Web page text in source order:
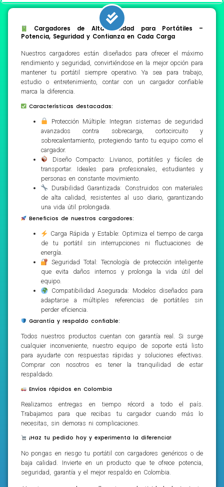
Cargadores de Alta Calidad para Portátiles –
Potencia, Seguridad y Confianza en Cada Carga
Nuestros cargadores están diseñados para ofrecer el máximo
rendimiento y seguridad, convirtiéndose en la mejor opción para
mantener tu portátil siempre operativo. Ya sea para trabajo,
estudio o entretenimiento, contar con un cargador confiable
marca la diferencia.
Características destacadas:
Protección Múltiple: Integran sistemas de seguridad
avanzados contra sobrecarga, cortocircuito y
sobrecalentamiento, protegiendo tanto tu equipo como el
cargador.
Diseño Compacto: Livianos, portátiles y fáciles de
transportar. Ideales para profesionales, estudiantes y
personas en constante movimiento.
Durabilidad Garantizada: Construidos con materiales
de alta calidad, resistentes al uso diario, garantizando
una vida útil prolongada.
Beneficios de nuestros cargadores:
Carga Rápida y Estable: Optimiza el tiempo de carga
de tu portátil sin interrupciones ni fluctuaciones de
energía.
Seguridad Total: Tecnología de protección inteligente
que evita daños internos y prolonga la vida útil del
equipo.
Compatibilidad Asegurada: Modelos diseñados para
adaptarse a múltiples referencias de portátiles sin
perder eficiencia.
Garantía y respaldo confiable:
Todos nuestros productos cuentan con garantía real. Si surge
cualquier inconveniente, nuestro equipo de soporte está listo
para ayudarte con respuestas rápidas y soluciones efectivas.
Comprar con nosotros es tener la tranquilidad de estar
respaldado.
Envíos rápidos en Colombia
Realizamos entregas en tiempo récord a todo el país.
Trabajamos para que recibas tu cargador cuando más lo
necesitas, sin demoras ni complicaciones.
¡Haz tu pedido hoy y experimenta la diferencia!
No pongas en riesgo tu portátil con cargadores genéricos o de
baja calidad. Invierte en un producto que te ofrece potencia,
seguridad, garantía y el mejor respaldo en Colombia.